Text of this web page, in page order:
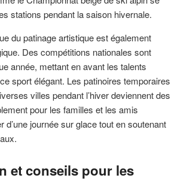
stations pendant la saison hivernale.
du patinage artistique est également
Des compétitions nationales sont
année, mettant en avant les talents
sport élégant. Les patinoires temporaires
villes pendant l’hiver deviennent des
pour les familles et les amis
d’une journée sur glace tout en soutenant
et conseils pour les